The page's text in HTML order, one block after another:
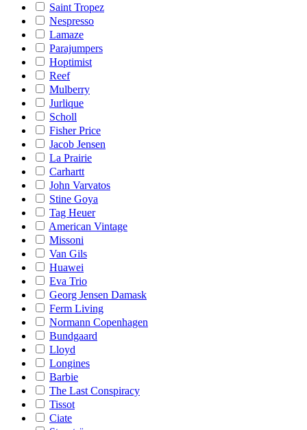
Saint Tropez
Nespresso
Lamaze
Parajumpers
Hoptimist
Reef
Mulberry
Jurlique
Scholl
Fisher Price
Jacob Jensen
La Prairie
Carhartt
John Varvatos
Stine Goya
Tag Heuer
American Vintage
Missoni
Van Gils
Huawei
Eva Trio
Georg Jensen Damask
Ferm Living
Normann Copenhagen
Bundgaard
Lloyd
Longines
Barbie
The Last Conspiracy
Tissot
Ciate